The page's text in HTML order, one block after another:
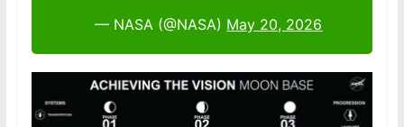
— NASA (@NASA) May 20, 2026